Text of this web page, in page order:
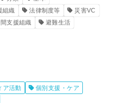
組織 法律制度等
災害VC
支援組織
避難生活
ア活動
個別支援・ケア